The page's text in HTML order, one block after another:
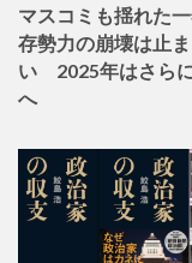
マスコミも揺れた
存勢力の崩壊は止
い 2025年はさら
へ